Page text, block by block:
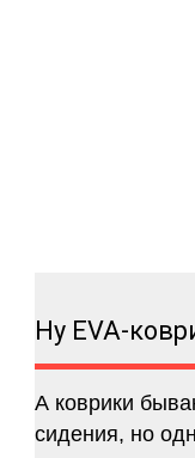
Ну EVA-
А коврики
сидения, но